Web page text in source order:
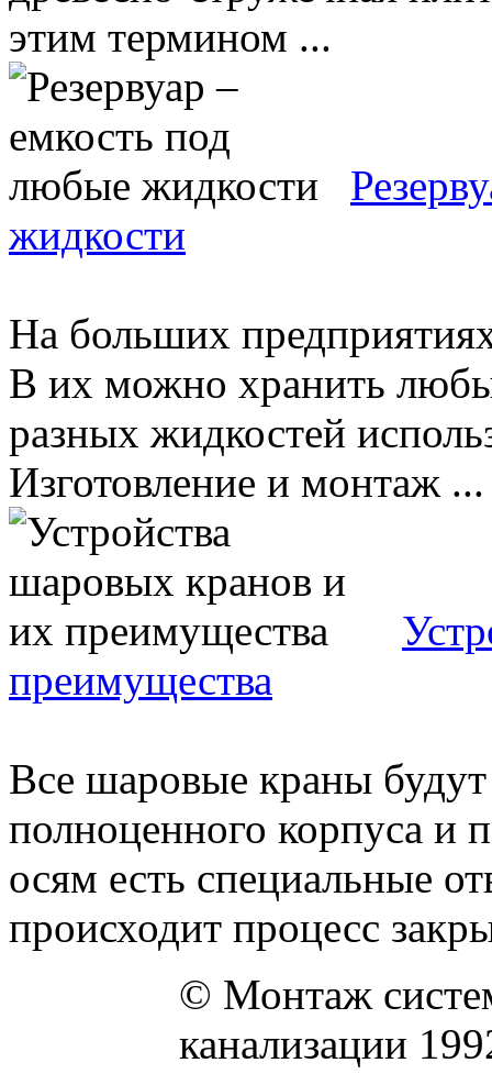
этим термином ...
жидкости
На больших
В их можно хранить
разных жидкостей
Изготовление и монтаж ...
преимущества
Все шаровые краны будут
полноценного корпуса и
осям есть специальные
происходит процесс
© Монтаж
канализации